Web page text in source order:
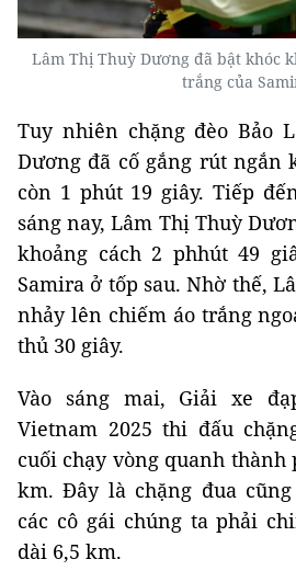
Lâm Thị Thuỳ Dương đã bật khóc
trắng của
Tuy nhiên chặng đèo Bảo
Dương đã cố gắng rút ngắn
còn 1 phút 19 giây. Tiếp
sáng nay, Lâm Thị Thuỳ
khoảng cách 2 phhút 49
Samira ở tốp sau. Nhờ thế,
nhảy lên chiếm áo trắng
thủ 30 giây.
Vào sáng mai, Giải xe
Vietnam 2025 thi đấu
cuối chạy vòng quanh thành
km. Đây là chặng đua
các cô gái chúng ta phải
dài 6,5 km.